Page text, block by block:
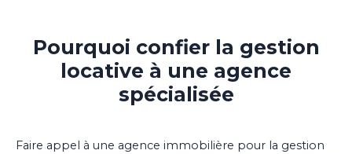
Pourquoi confier la gestion
locative à une agence
spécialisée
Faire appel à une agence immobilière pour la gestion